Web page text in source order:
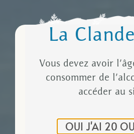
La
Vous devez avoir
consommer de
accéder au
OUI J'AI 20